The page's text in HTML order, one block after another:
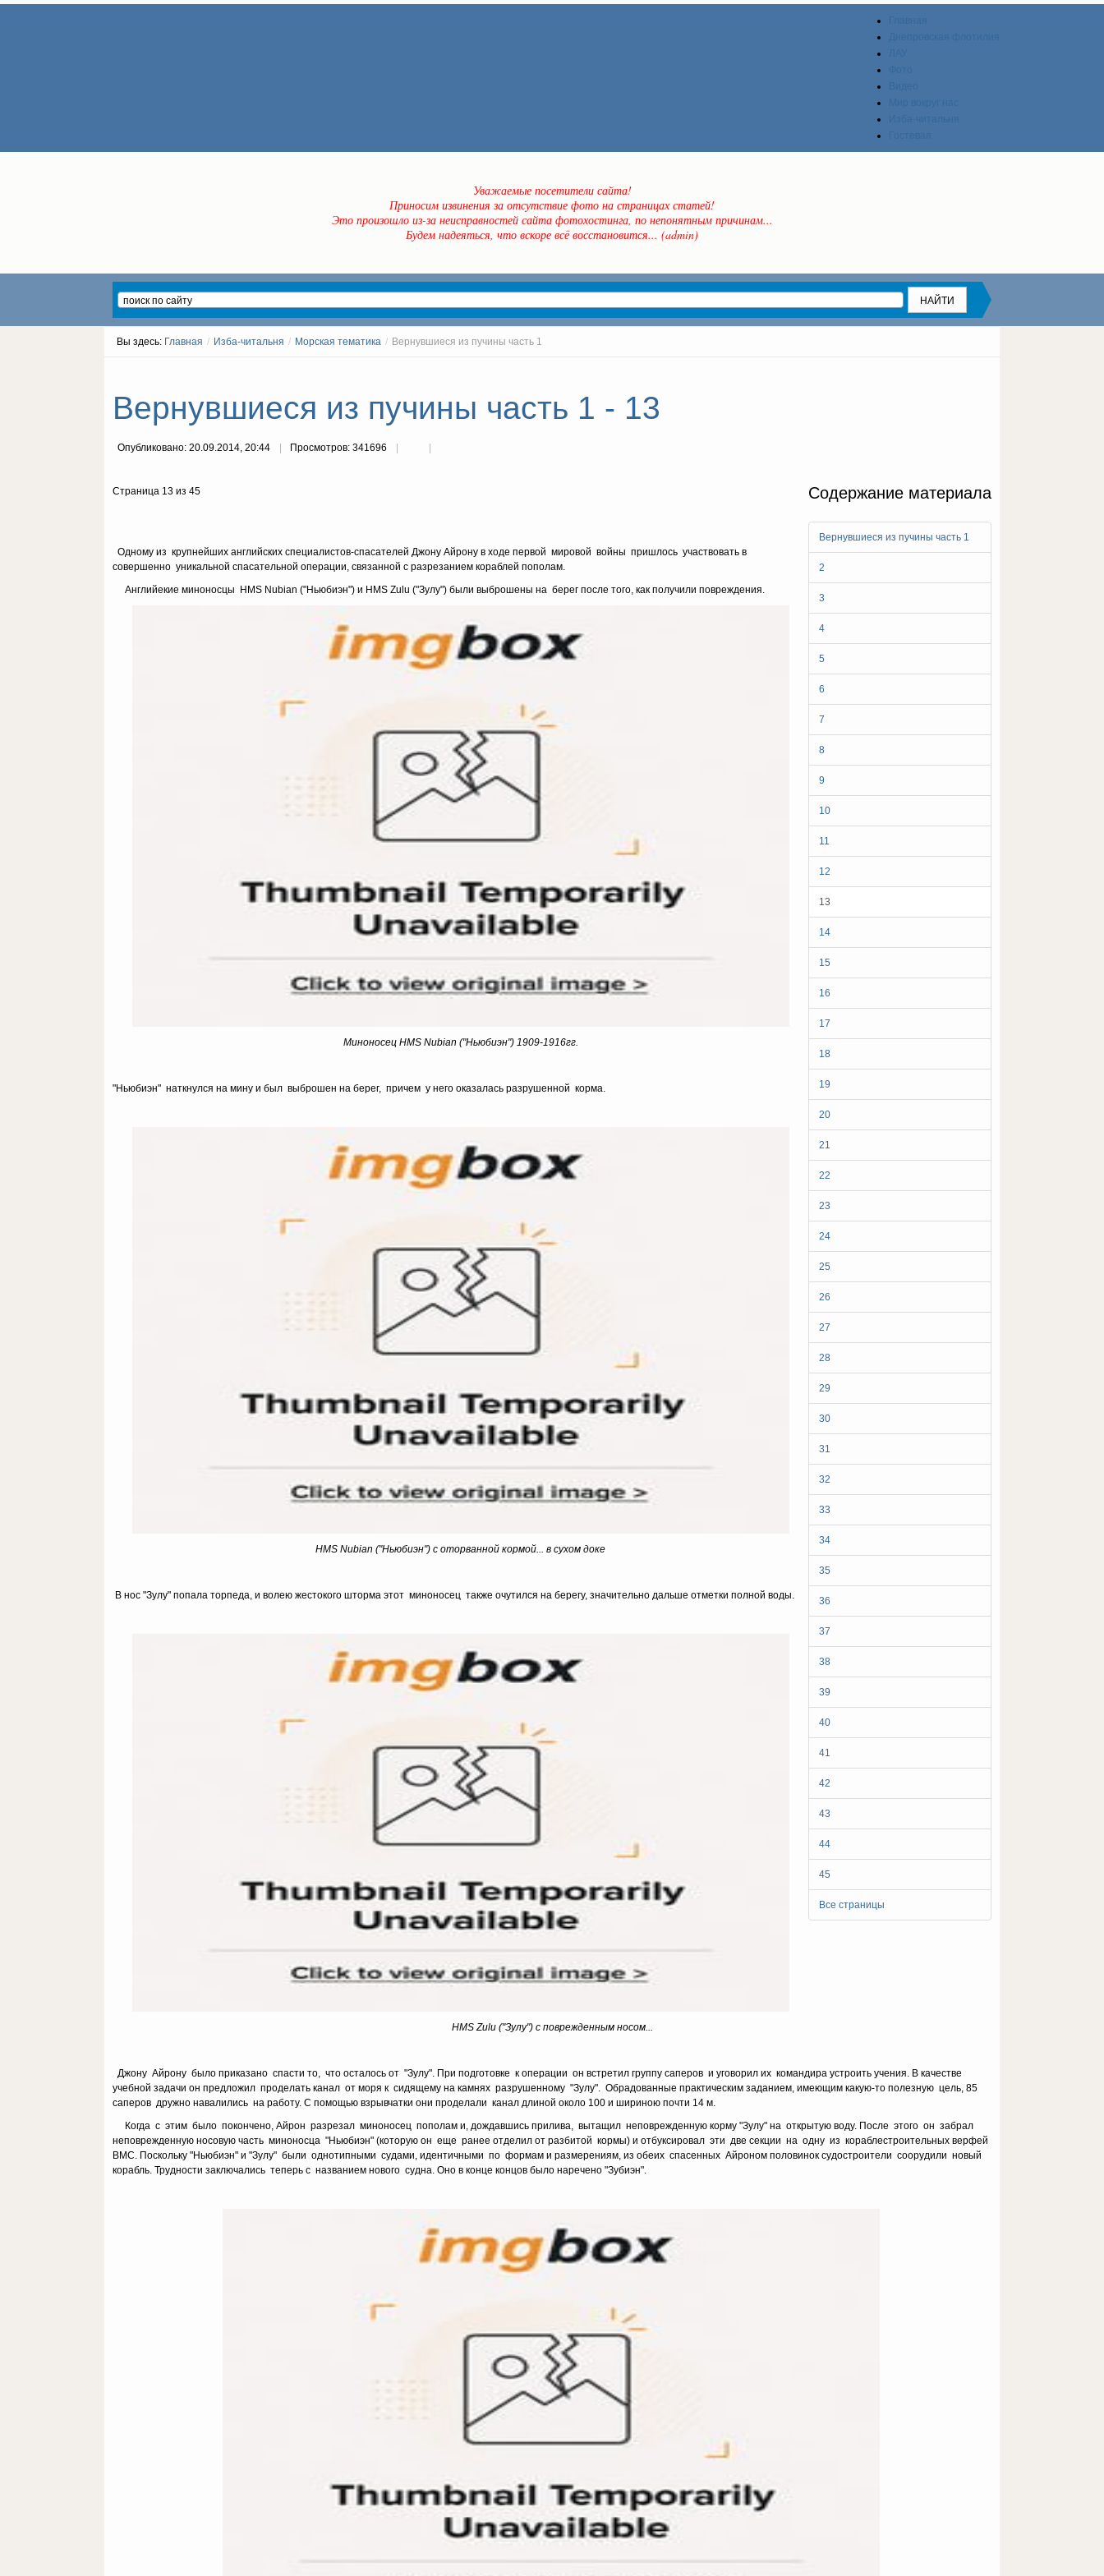
Уважаемые посетители сайта!
Приносим извинения за отсутствие фото на страницах статей!
Это произошло из-за неисправностей сайта фотохостинга, по непонятным причинам...
Будем надеяться, что вскоре всё восстановится... (admin)
Вы здесь: Главная / Изба-читальня / Морская тематика / Вернувшиеся из пучины часть 1
Вернувшиеся из пучины часть 1 - 13
Опубликовано: 20.09.2014, 20:44 Просмотров: 341696
Содержание материала
Вернувшиеся из пучины часть 1
2
3
4
5
6
7
8
9
10
11
12
13
14
15
16
17
18
19
20
21
22
23
24
25
26
27
28
29
30
31
32
33
34
35
36
37
38
39
40
41
42
43
44
45
Все страницы
Страница 13 из 45
Одному из крупнейших английских специалистов-спасателей Джону Айрону в ходе первой мировой войны пришлось участвовать в
совершенно уникальной спасательной операции, связанной с разрезанием кораблей пополам.
Английекие миноносцы HMS Nubian ("Ньюбиэн") и HMS Zulu ("Зулу") были выброшены на берег после того, как получили повреждения.
Миноносец HMS Nubian ("Ньюбиэн") 1909-1916гг.
"Ньюбиэн" наткнулся на мину и был выброшен на берег, причем у него оказалась разрушенной корма.
HMS Nubian ("Ньюбиэн") с оторванной кормой... в сухом доке
В нос "Зулу" попала торпеда, и волею жестокого шторма этот миноносец также очутился на берегу, значительно дальше отметки полной воды.
HMS Zulu ("Зулу") с поврежденным носом...
Джону Айрону было приказано спасти то, что осталось от "Зулу". При подготовке к операции он встретил группу саперов и уговорил их командира устроить учения. В качестве
учебной задачи он предложил проделать канал от моря к сидящему на камнях разрушенному "Зулу". Обрадованные практическим заданием, имеющим какую-то полезную цель, 85
саперов дружно навалились на работу. С помощью взрывчатки они проделали канал длиной около 100 и шириною почти 14 м.
Когда с этим было покончено, Айрон разрезал миноносец пополам и, дождавшись прилива, вытащил неповрежденную корму "Зулу" на открытую воду. После этого он забрал
неповрежденную носовую часть миноносца "Ньюбиэн" (которую он еще ранее отделил от разбитой кормы) и отбуксировал эти две секции на одну из кораблестроительных верфей
ВМС. Поскольку "Ньюбиэн" и "Зулу" были однотипными судами, идентичными по формам и размерениям, из обеих спасенных Айроном половинок судостроители соорудили новый
корабль. Трудности заключались теперь с названием нового судна. Оно в конце концов было наречено "Зубиэн".